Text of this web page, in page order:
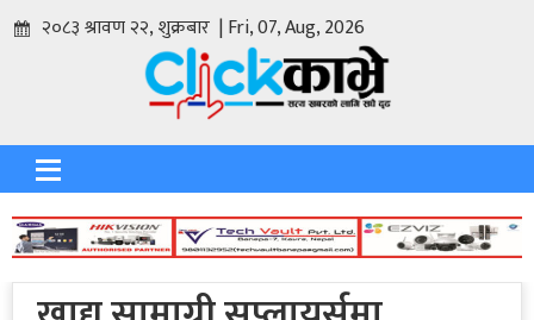
२०८३ श्रावण २२, शुक्रबार | Fri, 07, Aug, 2026